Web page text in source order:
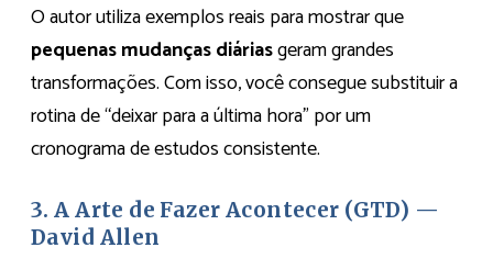
O autor utiliza exemplos reais para mostrar que
pequenas mudanças diáriasgeram grandes
transformações. Com isso, você consegue substituir a
rotina de “deixar para a última hora” por um
cronograma de estudos consistente.
3. A Arte de Fazer Acontecer (GTD) —
David Allen